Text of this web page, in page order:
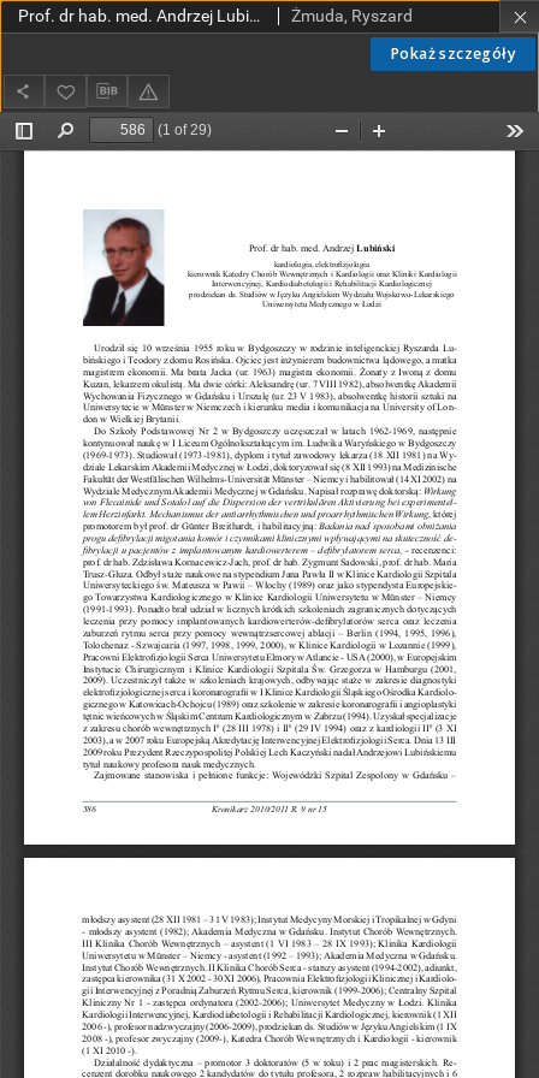
Pokaż szczegóły
Prof. dr hab. med. Andrzej Lubiński, kardiologia, elektrofizjologia, kierownik Katedry Chorób Wewnętrznych i Kardiologii oraz Kliniki Kardilogii Interwencyjnej, Kardiodiabetologii i Rehabilitacji Kardiologicznej, prodziekan ds. Studiów w Języku Angielskim Wydziału Wojskowo-Lekarskiego Uniwersytetu Medycznego w Łodzi Żmuda, Ryszard